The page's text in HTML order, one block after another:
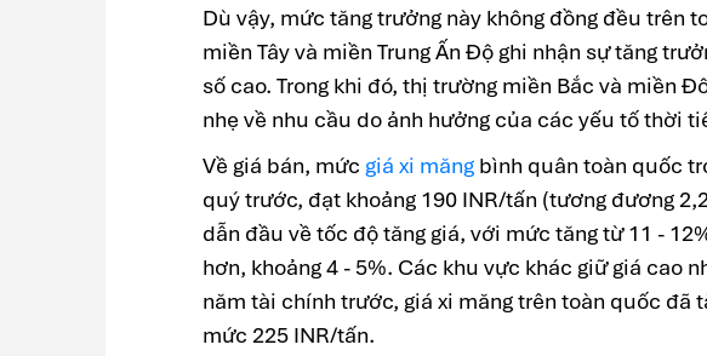
Dù vậy, mức tăng trưởng này không đồng đều trên
miền Tây và miền Trung Ấn Độ ghi nhận sự tăng
số cao. Trong khi đó, thị trường miền Bắc và miền
nhẹ về nhu cầu do ảnh hưởng của các yếu tố thời
Về giá bán, mức giá xi măng bình quân toàn quốc
quý trước, đạt khoảng 190 INR/tấn (tương đương
dẫn đầu về tốc độ tăng giá, với mức tăng từ 11 -
hơn, khoảng 4 - 5%. Các khu vực khác giữ giá cao
năm tài chính trước, giá xi măng trên toàn quốc đã
mức 225 INR/tấn.